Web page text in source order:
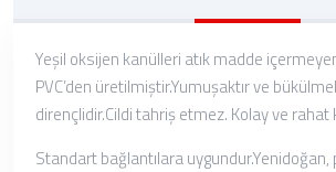
Yeşil oksijen kanülleri atık madde
PVC’den üretilmiştir.Yumuşaktır ve
dirençlidir.Cildi tahriş etmez. Kolay ve rahat
Standart bağlantılara